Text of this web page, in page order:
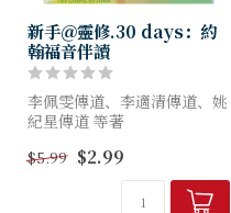
新手＠靈修.30 days：約
翰福音伴讀
李佩雯傳道、李適清傳道、姚
紀星傳道 等著
靈修段落：按文意將約翰福音
分為30個靈修段落，內容針對
初信者的靈命和信仰生活。
$5.99 $2.99